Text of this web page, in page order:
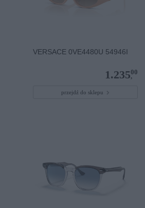
VERSACE 0VE4480U 54946I
1.235,
00
przejdź do sklepu